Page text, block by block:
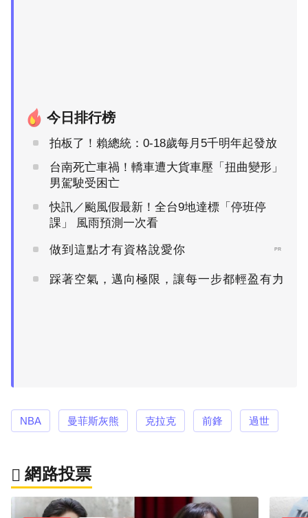
今日排行榜
拍板了！賴總統：0-18歲每月5千明年起發放
台南死亡車禍！轎車遭大貨車壓「扭曲變形」
男駕駛受困亡
快訊／颱風假最新！全台9地達標「停班停
課」 風雨預測一次看
做到這點才有資格說愛你 PR
踩著空氣，邁向極限，讓每一步都輕盈有力
PR
NBA 曼菲斯灰熊 克拉克 前鋒 過世
網路投票